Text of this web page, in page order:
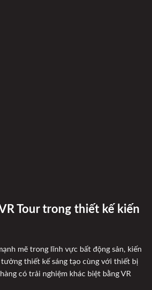
Tour trong thiết kế kiến
mẽ trong lĩnh vực bất động sản, kiến
thiết kế sáng tạo cùng với thiết bị
có trải nghiệm khác biệt bằng VR